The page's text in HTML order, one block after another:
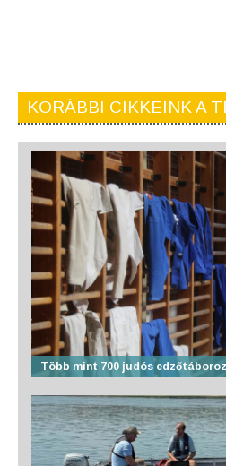
KORÁBBI CIKKEINK A
Több mint 700 judós